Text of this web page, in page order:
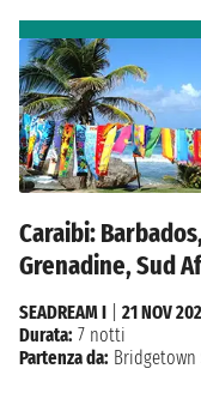
Caraibi:
Grenadine, Sud
SEADREAM I
21 NOV
Durata: 7 notti
Partenza da: Bridgetown